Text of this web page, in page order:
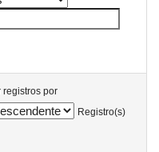
registros por
Registro(s)